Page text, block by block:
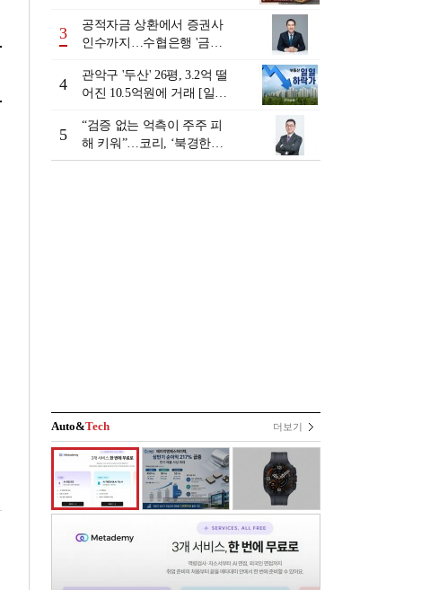
3
공적자금 상환에서 증권사
인수까지…수협은행 '금융
행 금융그룹의 꿈①]
4
관악구 '두산' 26평, 3.2억 떨
어진 10.5억원에 거래 [일일
5
“검증 없는 억측이 주주 피
해 키워”…코리, ‘북경한미
미수채권 논란’ 정면 반박
Auto&Tech 더보기